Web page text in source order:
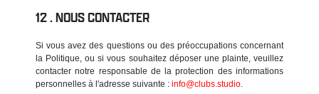
NOUS CONTACTER
Si vous avez des questions ou des préoccupations concernant
la Politique, ou si vous souhaitez déposer une plainte, veuillez
contacter notre responsable de la protection des informations
personnelles à l'adresse suivante : info@clubs.studio.